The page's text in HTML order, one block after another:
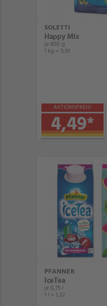
SOLETTI
Happy Mix
je 800 g
1 kg = 5,61
AKTIONSPREIS!
4,49*
PFANNER
IceTea
je 0,75 l
1 l = 1,32